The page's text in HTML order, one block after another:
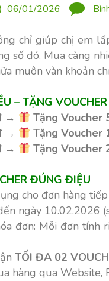
06/01/2026
chỉ giúp chị em
số đó. Mua càng
muôn vàn khoản
– TẶNG
→
Tặng Voucher
→
Tặng Voucher
→ Tặng Voucher
ĐÚNG ĐIỆU
cho đơn hàng
ngày 10.02.2026
đơn: Mỗi đơn
TỐI ĐA 02
hàng qua Website,